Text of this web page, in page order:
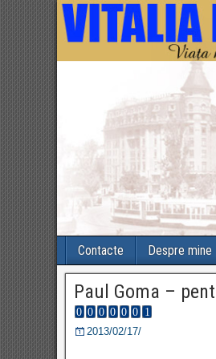
Contacte Despre mine
Paul Goma –
2013/02/17/